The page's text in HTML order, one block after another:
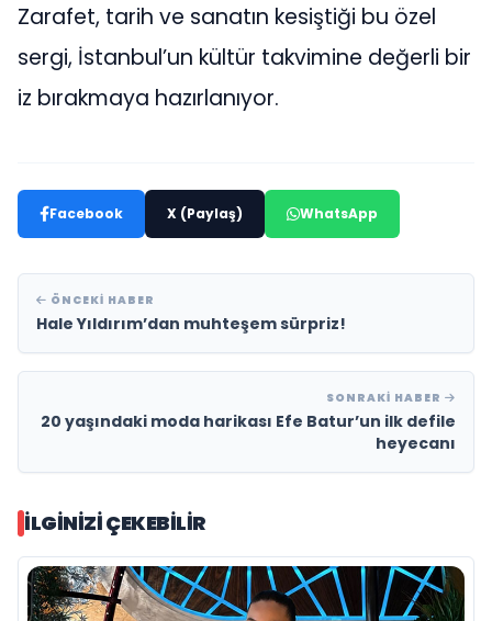
Zarafet, tarih ve sanatın kesiştiği bu özel
sergi, İstanbul’un kültür takvimine değerli bir
iz bırakmaya hazırlanıyor.
Facebook X (Paylaş) WhatsApp
ÖNCEKI HABER
Hale Yıldırım’dan muhteşem sürpriz!
SONRAKI HABER
20 yaşındaki moda harikası Efe Batur’un ilk defile
heyecanı
İLGINIZI ÇEKEBILIR